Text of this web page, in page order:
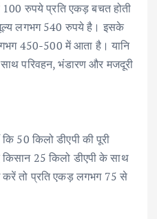
100 रुपये प्रति एकड़ बचत होती
मूल्य लगभग 540 रुपये है। इसके
450-500 में आता है। यानि
परिवहन, भंडारण और मजदूरी
50 किलो डीएपी की पूरी
25 किलो डीएपी के साथ
करें तो प्रति एकड़ लगभग 75 से